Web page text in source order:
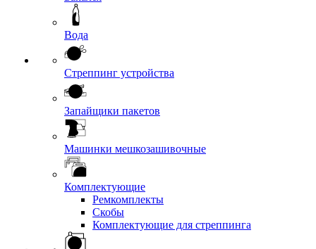
Вода
Стреппинг устройства
Запайщики пакетов
Машинки мешкозашивочные
Комплектующие
Ремкомплекты
Скобы
Комплектующие для стреппинга